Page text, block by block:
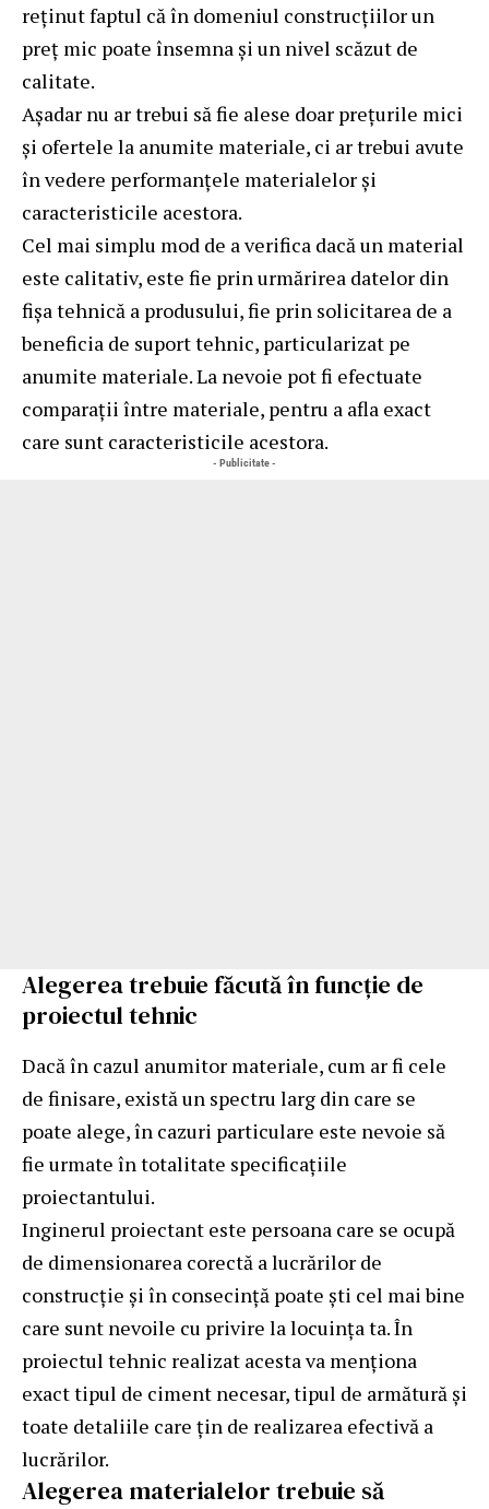
reținut faptul că în domeniul construcțiilor un
preț mic poate însemna și un nivel scăzut de
calitate.
Așadar nu ar trebui să fie alese doar prețurile mici
și ofertele la anumite materiale, ci ar trebui avute
în vedere performanțele materialelor și
caracteristicile acestora.
Cel mai simplu mod de a verifica dacă un material
este calitativ, este fie prin urmărirea datelor din
fișa tehnică a produsului, fie prin solicitarea de a
beneficia de suport tehnic, particularizat pe
anumite materiale. La nevoie pot fi efectuate
comparații între materiale, pentru a afla exact
care sunt caracteristicile acestora.
- Publicitate -
Alegerea trebuie făcută în funcție de
proiectul tehnic
Dacă în cazul anumitor materiale, cum ar fi cele
de finisare, există un spectru larg din care se
poate alege, în cazuri particulare este nevoie să
fie urmate în totalitate specificațiile
proiectantului.
Inginerul proiectant este persoana care se ocupă
de dimensionarea corectă a lucrărilor de
construcție și în consecință poate ști cel mai bine
care sunt nevoile cu privire la locuința ta. În
proiectul tehnic realizat acesta va menționa
exact tipul de ciment necesar, tipul de armătură și
toate detaliile care țin de realizarea efectivă a
lucrărilor.
Alegerea materialelor trebuie să